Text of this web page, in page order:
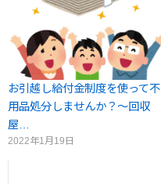
お引越し給付金制度を使って不
用品処分しませんか？～回収
屋…
2022年1月19日